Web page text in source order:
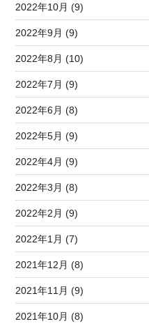
2022年10月 (9)
2022年9月 (9)
2022年8月 (10)
2022年7月 (9)
2022年6月 (8)
2022年5月 (9)
2022年4月 (9)
2022年3月 (8)
2022年2月 (9)
2022年1月 (7)
2021年12月 (8)
2021年11月 (9)
2021年10月 (8)